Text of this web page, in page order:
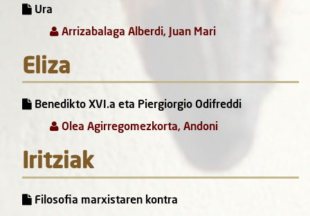
Ura
Arrizabalaga Alberdi, Juan Mari
Eliza
Benedikto XVI.a eta Piergiorgio Odifreddi
Olea Agirregomezkorta, Andoni
Iritziak
Filosofia marxistaren kontra